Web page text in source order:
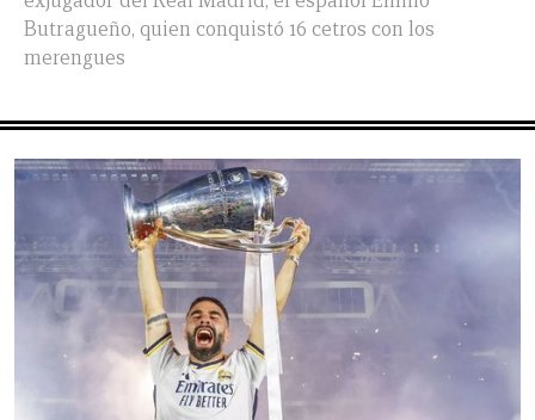
Butragueño, quien conquistó 16 cetros con los
merengues